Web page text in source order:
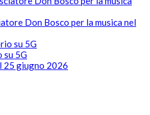
Don Bosco per la musica nel
su 5G
25 giugno 2026